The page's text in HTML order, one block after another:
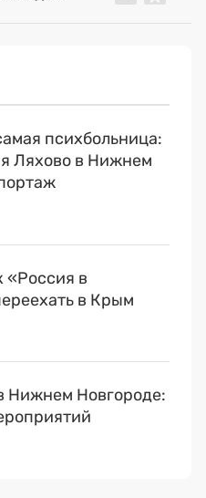
психбольница:
Ляхово в Нижнем
«Россия в
в Крым
Нижнем Новгороде: